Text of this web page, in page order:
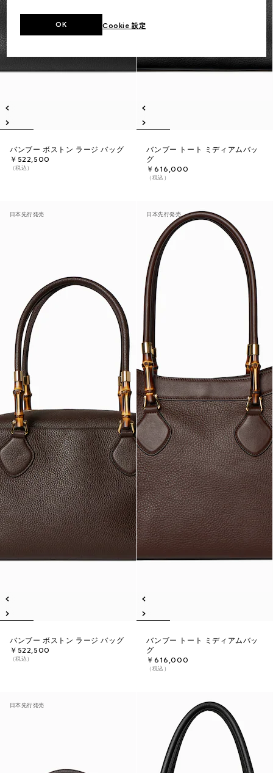
バンブー ボストン ラージ バッグ
￥522,500
（税込）
バンブー トート ミディアムバッ
グ
￥616,000
（税込）
日本先行発売
バンブー ボストン ラージ バッグ
￥522,500
（税込）
日本先行発売
バンブー トート ミディアムバッ
グ
￥616,000
（税込）
日本先行発売
Cookie 設定
OK